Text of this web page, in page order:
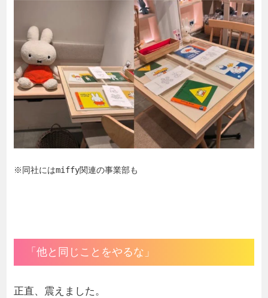
※同社にはmiffy関連の事業部も
「他と同じことをやるな」
正直、震えました。